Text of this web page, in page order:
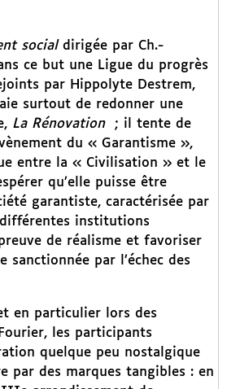
socialdirigée par Ch.-
ce but une Ligue du progrès
par Hippolyte Destrem,
surtout de redonner une
La Rénovation
; il tente de
du « Garantisme »,
entre la « Civilisation » et le
qu’elle puisse être
garantiste, caractérisée par
différentes institutions
de réalisme et favoriser
par l’échec des
en particulier lors des
les participants
quelque peu nostalgique
par des marques tangibles : en